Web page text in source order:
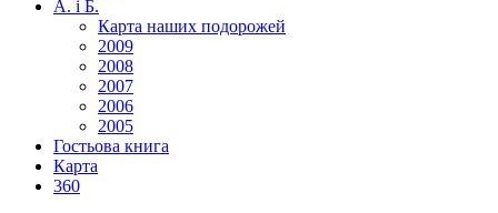
А. і Б.
Карта наших подорожей
2009
2008
2007
2006
2005
Гостьова книга
Карта
360